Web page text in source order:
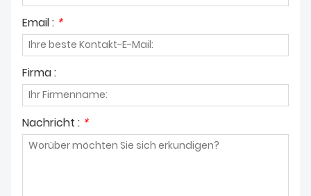
Email : *
Firma :
Nachricht : *